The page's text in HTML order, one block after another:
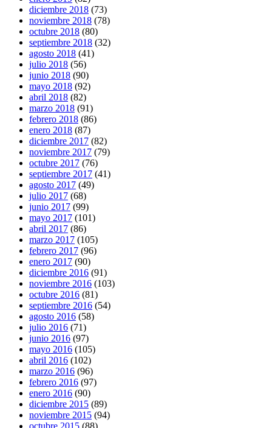
diciembre 2018 (73)
noviembre 2018 (78)
octubre 2018 (80)
septiembre 2018 (32)
agosto 2018 (41)
julio 2018 (56)
junio 2018 (90)
mayo 2018 (92)
abril 2018 (82)
marzo 2018 (91)
febrero 2018 (86)
enero 2018 (87)
diciembre 2017 (82)
noviembre 2017 (79)
octubre 2017 (76)
septiembre 2017 (41)
agosto 2017 (49)
julio 2017 (68)
junio 2017 (99)
mayo 2017 (101)
abril 2017 (86)
marzo 2017 (105)
febrero 2017 (96)
enero 2017 (90)
diciembre 2016 (91)
noviembre 2016 (103)
octubre 2016 (81)
septiembre 2016 (54)
agosto 2016 (58)
julio 2016 (71)
junio 2016 (97)
mayo 2016 (105)
abril 2016 (102)
marzo 2016 (96)
febrero 2016 (97)
enero 2016 (90)
diciembre 2015 (89)
noviembre 2015 (94)
octubre 2015 (88)